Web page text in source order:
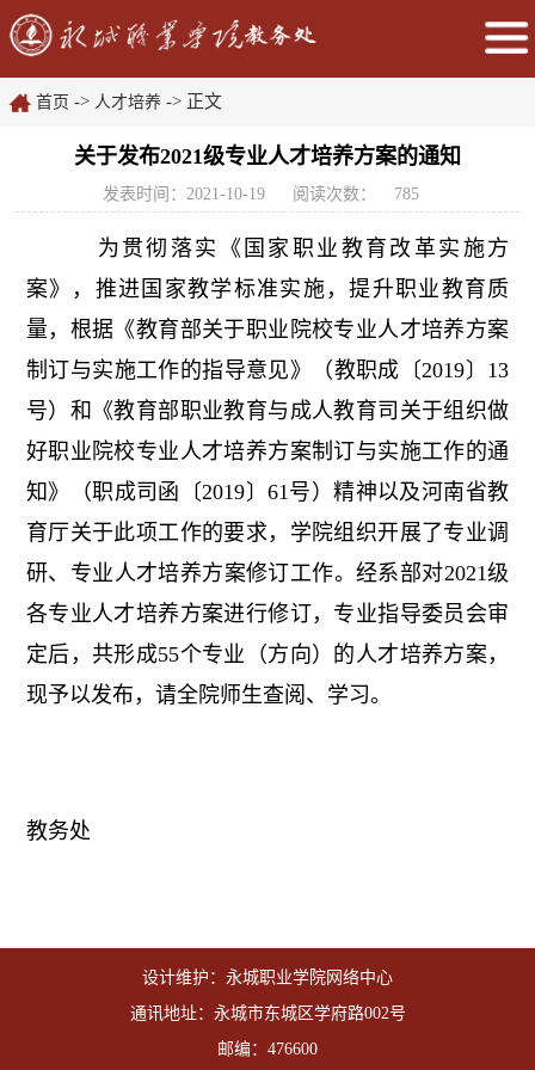
首页 -> 人才培养 -> 正文
关于发布2021级专业人才培养方案的通知
发表时间：2021-10-19 阅读次数： 785
为贯彻落实《国家职业教育改 革实施方
案》，推进国家教学标准实施，提升职业教育质
量，根据《教育部关于职业院校专业人才培养方案
制订与实施工作的指导意见》（教职成〔2019〕13
号）和《教育部职业教育与成人教育司关于组织做
好职业院校专业人才培养方案制订与实施工作的通
知》（职成司函〔2019〕61号）精神以及河南省教
育厅关于此项工作的要求，学院组织开展了专业调
研、专业人才培养方案修订工作。经系部对2021级
各专业人才培养方案进行修订，专业指导委员会审
定后，共形成55个专业（方向）的人才培养方案，
现予以发布，请全院师生查阅、学习。
教务处
设计维护：永城职业学院网络中心
通讯地址：永城市东城区学府路002号
邮编：476600